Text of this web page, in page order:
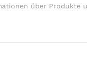
über Produkte